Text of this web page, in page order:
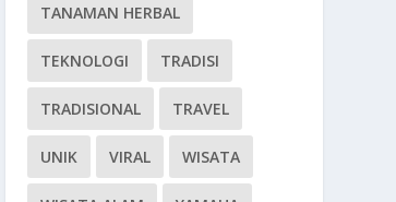
TANAMAN HERBAL
TEKNOLOGI TRADISI
TRADISIONAL TRAVEL
UNIK VIRAL WISATA